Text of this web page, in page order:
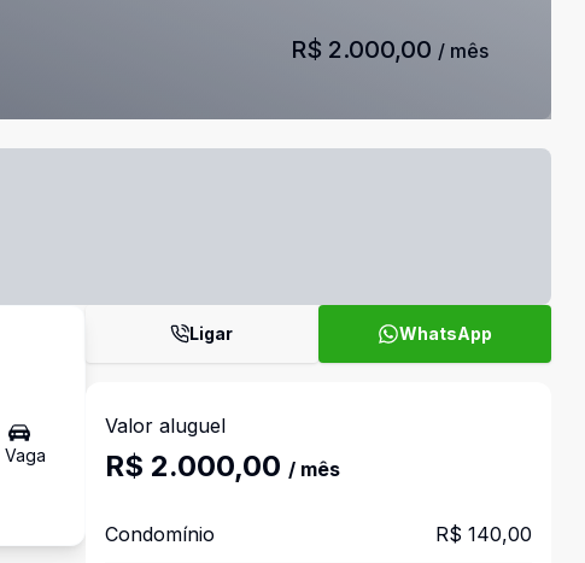
R$ 2.000,00 / mês
Vaga
Ligar WhatsApp
Valor aluguel
R$ 2.000,00 / mês
Condomínio R$ 140,00